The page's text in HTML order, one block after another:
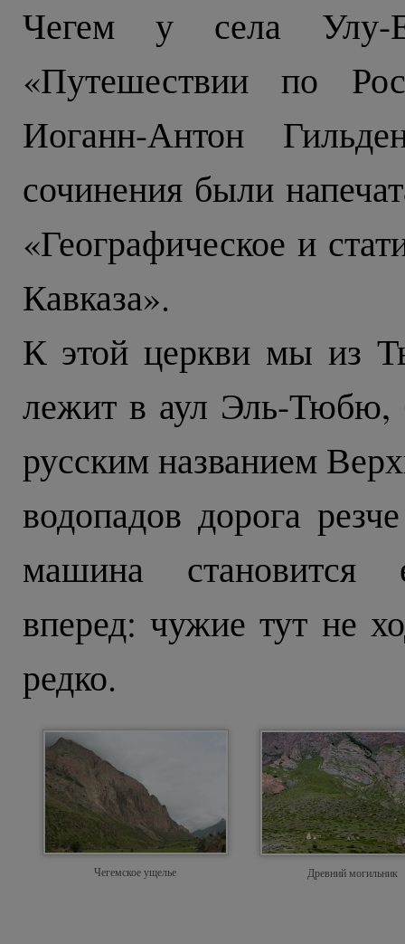
Чегем у села
«Путешествии по
Иоганн-Антон
сочинения были
«Географическое и
Кавказа».
К этой церкви мы из
лежит в аул Эль-Тюбю,
русским названием
водопадов дорога
машина становится
вперед: чужие тут не
редко.
Чегемское ущелье Древний могильник